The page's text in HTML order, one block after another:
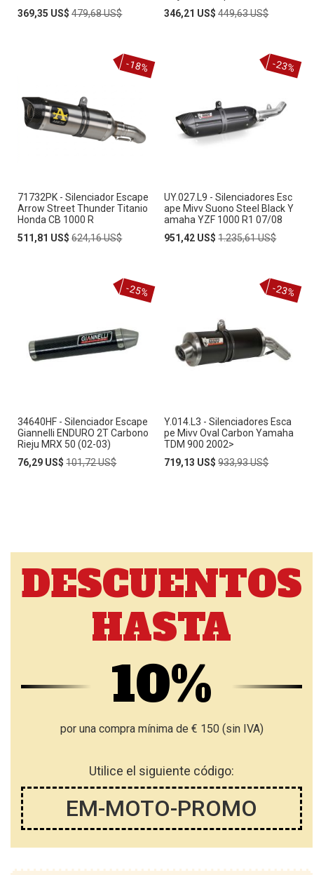
Special
369,35 US$ Regular
479,68 US$
Special
346,21 US$ Regular
449,63 US$
71732PK - Silenciador Escape
Arrow Street Thunder Titanio
Honda CB 1000 R
Special
511,81 US$ Regular
624,16 US$
-18%
UY.027.L9 - Silenciadores Esc
ape Mivv Suono Steel Black Y
amaha YZF 1000 R1 07/08
Special
951,42 US$ Regular
1.235,61 US$
-23%
34640HF - Silenciador Escape
Giannelli ENDURO 2T Carbono
Rieju MRX 50 (02-03)
Special
76,29 US$ Regular
101,72 US$
-25%
Y.014.L3 - Silenciadores Esca
pe Mivv Oval Carbon Yamaha
TDM 900 2002>
Special
719,13 US$ Regular
933,93 US$
-23%
DESCUENTOS
HASTA
10%
por una compra mínima de € 150 (sin IVA)
Utilice el siguiente código:
EM-MOTO-PROMO